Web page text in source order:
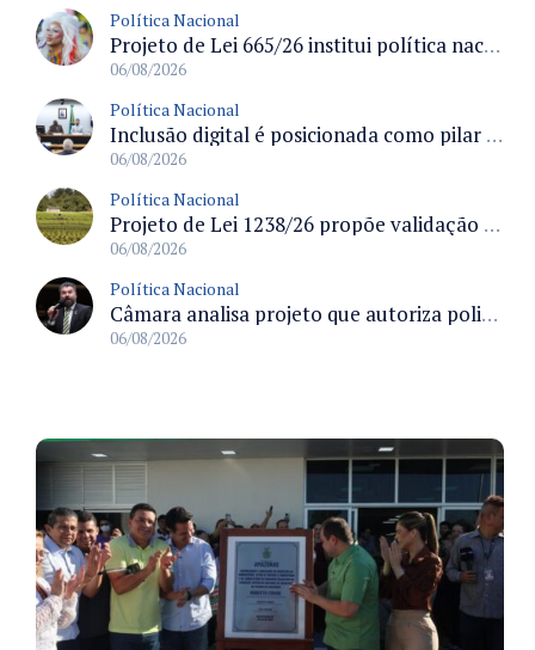
Política Nacional
Projeto de Lei 665/26 institui política nacional para prevenção ao transfeminicídio e prevê medidas de proteção e reparação
06/08/2026
Política Nacional
Inclusão digital é posicionada como pilar essencial da reurbanização de favelas e periferias
06/08/2026
Política Nacional
Projeto de Lei 1238/26 propõe validação automática do Cadastro Ambiental Rural para imóveis de até quatro módulos fiscais
06/08/2026
Política Nacional
Câmara analisa projeto que autoriza policiais civis embarcarem armados em aeronaves civis mediante regras
06/08/2026